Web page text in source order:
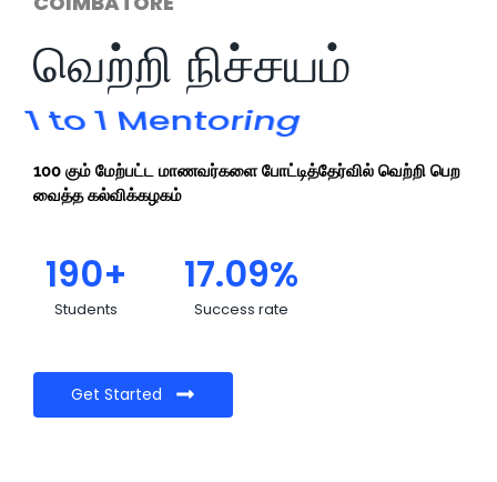
வெற்றி நிச்சயம்
Test Series
100 கும் மேற்பட்ட மாணவர்களை போட்டித்தேர்வில் வெற்றி பெற
வைத்த கல்விக்கழகம்
Students
190+
Success rate
17.09%
Get Started